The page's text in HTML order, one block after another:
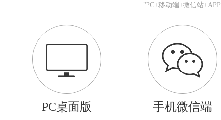
"PC+移动端+微信站
PC桌面版 手机微信端